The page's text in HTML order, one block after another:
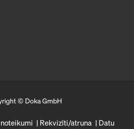
© Doka GmbH
Rekvizīti/atruna
Datu